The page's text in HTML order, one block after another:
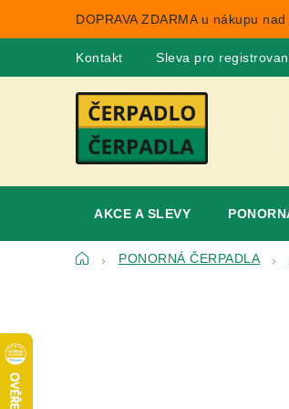
DOPRAVA ZDARMA u nákupu
Kontakt Sleva pro
AKCE A SLEVY
DomůPONORNÁ ČERPADLA